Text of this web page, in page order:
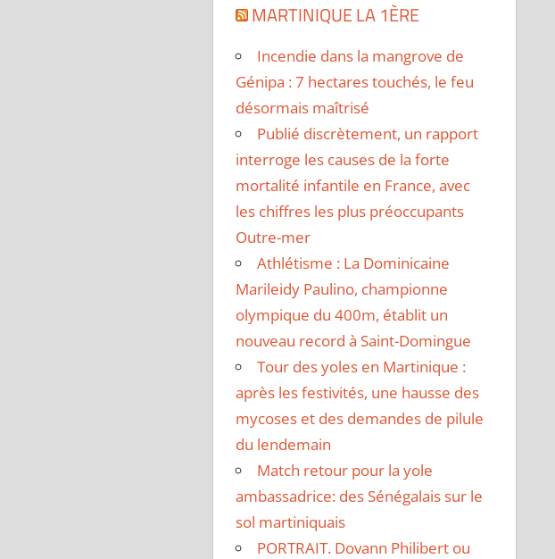
MARTINIQUE LA 1ÈRE
Incendie dans la mangrove de
Génipa : 7 hectares touchés, le feu
désormais maîtrisé
Publié discrètement, un rapport
interroge les causes de la forte
mortalité infantile en France, avec
les chiffres les plus préoccupants
Outre-mer
Athlétisme : La Dominicaine
Marileidy Paulino, championne
olympique du 400m, établit un
nouveau record à Saint-Domingue
Tour des yoles en Martinique :
après les festivités, une hausse des
mycoses et des demandes de pilule
du lendemain
Match retour pour la yole
ambassadrice: des Sénégalais sur le
sol martiniquais
PORTRAIT. Dovann Philibert ou